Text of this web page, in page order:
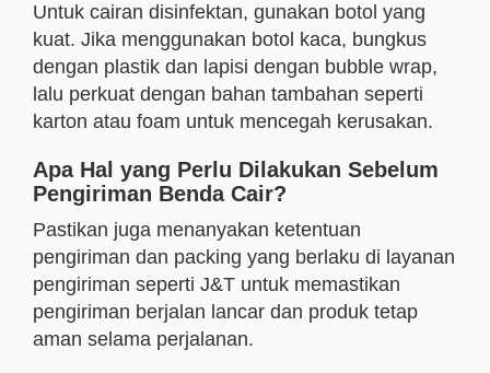
Untuk cairan disinfektan, gunakan botol yang
kuat. Jika menggunakan botol kaca, bungkus
dengan plastik dan lapisi dengan bubble wrap,
lalu perkuat dengan bahan tambahan seperti
karton atau foam untuk mencegah kerusakan.
Apa Hal yang Perlu Dilakukan Sebelum
Pengiriman Benda Cair?
Pastikan juga menanyakan ketentuan
pengiriman dan packing yang berlaku di layanan
pengiriman seperti J&T untuk memastikan
pengiriman berjalan lancar dan produk tetap
aman selama perjalanan.